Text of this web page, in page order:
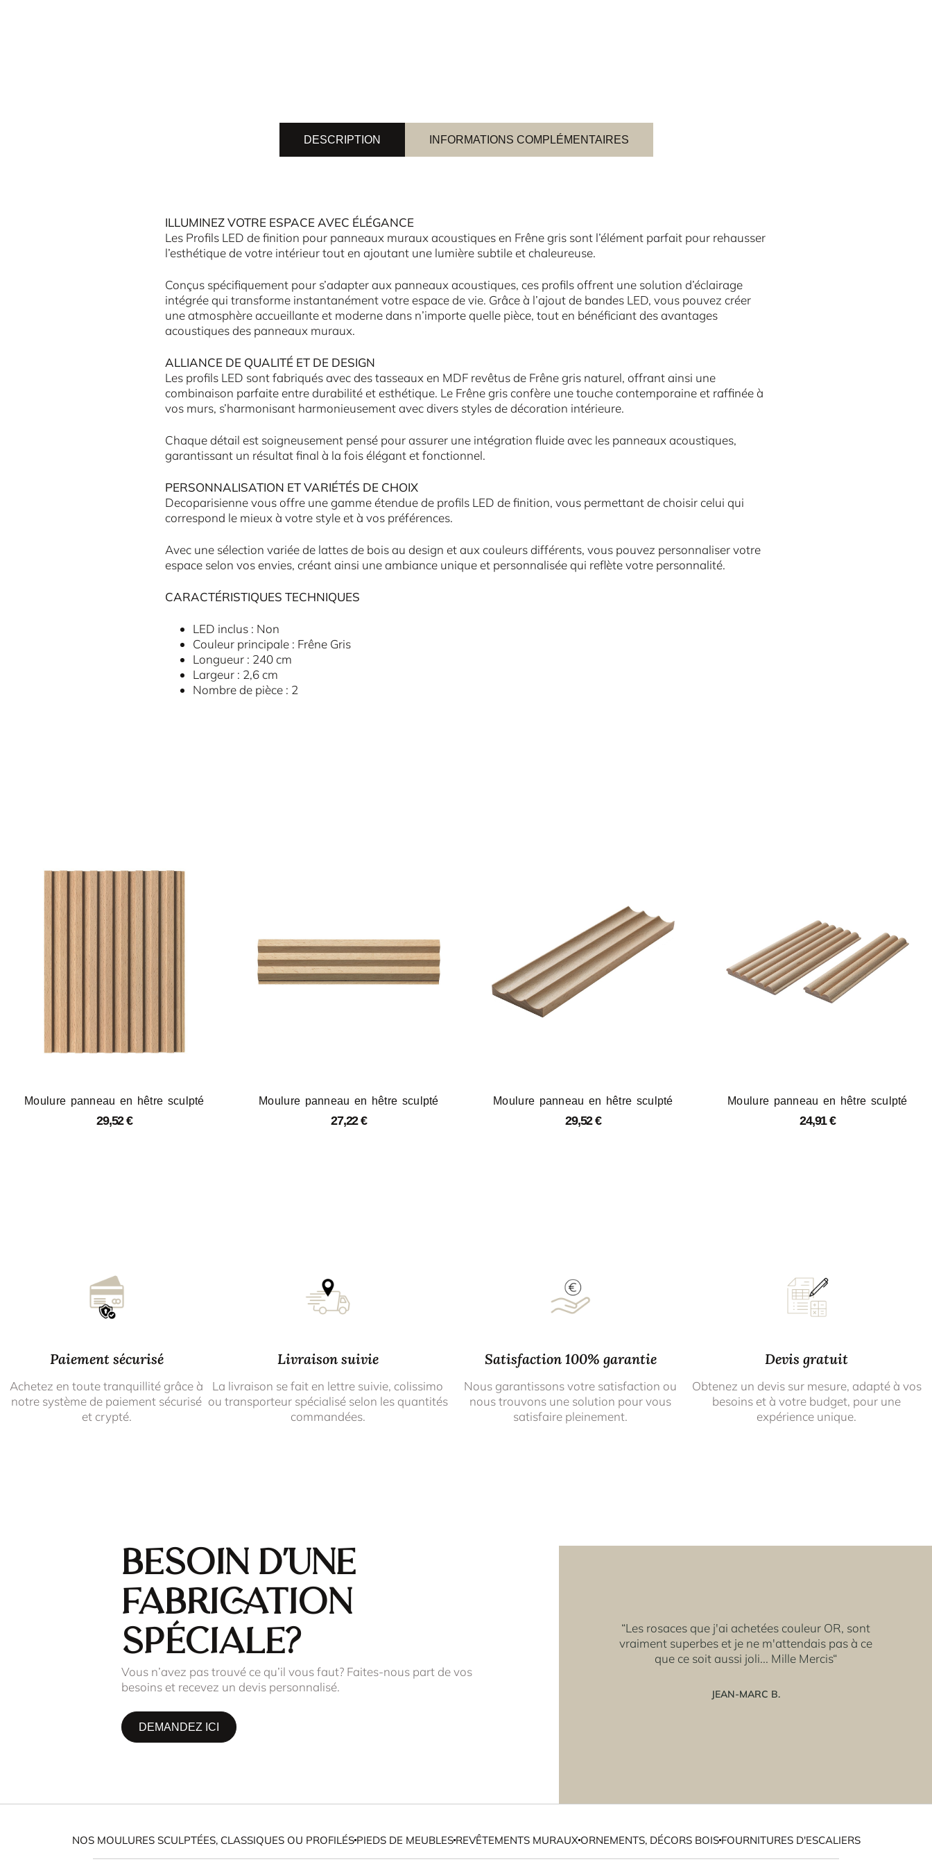
DESCRIPTION INFORMATIONS COMPLÉMENTAIRES
ILLUMINEZ VOTRE ESPACE AVEC ÉLÉGANCE
Les Profils LED de finition pour panneaux muraux acoustiques en Frêne gris sont l’élément parfait pour rehausser
l’esthétique de votre intérieur tout en ajoutant une lumière subtile et chaleureuse.
Conçus spécifiquement pour s’adapter aux panneaux acoustiques, ces profils offrent une solution d’éclairage
intégrée qui transforme instantanément votre espace de vie. Grâce à l’ajout de bandes LED, vous pouvez créer
une atmosphère accueillante et moderne dans n’importe quelle pièce, tout en bénéficiant des avantages
acoustiques des panneaux muraux.
ALLIANCE DE QUALITÉ ET DE DESIGN
Les profils LED sont fabriqués avec des tasseaux en MDF revêtus de Frêne gris naturel, offrant ainsi une
combinaison parfaite entre durabilité et esthétique. Le Frêne gris confère une touche contemporaine et raffinée à
vos murs, s’harmonisant harmonieusement avec divers styles de décoration intérieure.
Chaque détail est soigneusement pensé pour assurer une intégration fluide avec les panneaux acoustiques,
garantissant un résultat final à la fois élégant et fonctionnel.
PERSONNALISATION ET VARIÉTÉS DE CHOIX
Decoparisienne vous offre une gamme étendue de profils LED de finition, vous permettant de choisir celui qui
correspond le mieux à votre style et à vos préférences.
Avec une sélection variée de lattes de bois au design et aux couleurs différents, vous pouvez personnaliser votre
espace selon vos envies, créant ainsi une ambiance unique et personnalisée qui reflète votre personnalité.
CARACTÉRISTIQUES TECHNIQUES
LED inclus : Non
Couleur principale : Frêne Gris
Longueur : 240 cm
Largeur : 2,6 cm
Nombre de pièce : 2
Moulure panneau en hêtre sculpté
29,52€
Moulure panneau en hêtre sculpté
27,22€
Moulure panneau en hêtre sculpté
29,52€
Moulure panneau en hêtre sculpté
24,91€
Paiement sécurisé
Achetez en toute tranquillité grâce à
notre système de paiement sécurisé
et crypté.
Livraison suivie
La livraison se fait en lettre suivie, colissimo
ou transporteur spécialisé selon les quantités
commandées.
Satisfaction 100% garantie
Nous garantissons votre satisfaction ou
nous trouvons une solution pour vous
satisfaire pleinement.
Devis gratuit
Obtenez un devis sur mesure, adapté à vos
besoins et à votre budget, pour une
expérience unique.
Besoin d'une
fabrication
spéciale?
Vous n’avez pas trouvé ce qu’il vous faut? Faites-nous part de vos
besoins et recevez un devis personnalisé.
DEMANDEZ ICI
“Les rosaces que j'ai achetées couleur OR, sont
vraiment superbes et je ne m'attendais pas à ce
que ce soit aussi joli... Mille Mercis“
JEAN-MARC B.
NOS MOULURES SCULPTÉES, CLASSIQUES OU PROFILÉSPIEDS DE MEUBLESREVÊTEMENTS MURAUXORNEMENTS, DÉCORS BOISFOURNITURES D'ESCALIERS